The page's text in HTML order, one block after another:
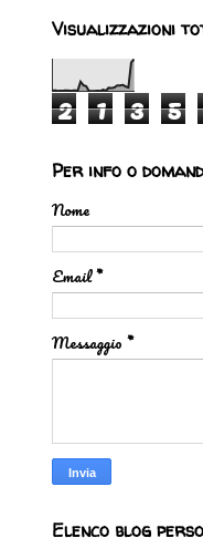
Visualizzazioni
2 1 3 5
Per info o
Nome
Email*
Messaggio *
Elenco blog